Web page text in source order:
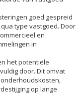
goed gespreid
type vastgoed. Door
en
in
het potentiële
door. Dit omvat
op lange